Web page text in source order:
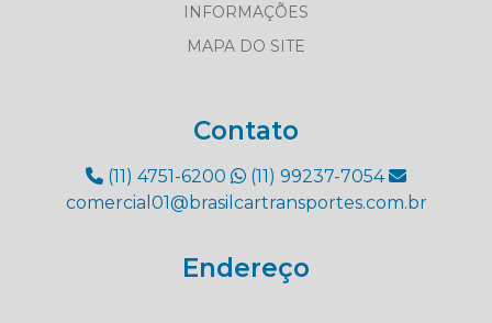
INFORMAÇÕES
MAPA DO SITE
Contato
(11) 4751-6200
(11) 99237-7054
comercial01@brasilcartransportes.com.br
Endereço